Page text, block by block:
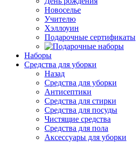
Новоселье
Учителю
Хэллоуин
Подарочные сертификаты
Наборы
Средства для уборки
Назад
Средства для уборки
Антисептики
Средства для стирки
Средства для посуды
Чистящие средства
Средства для пола
Аксессуары для уборки